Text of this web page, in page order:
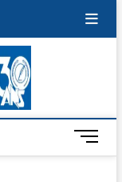
M
e